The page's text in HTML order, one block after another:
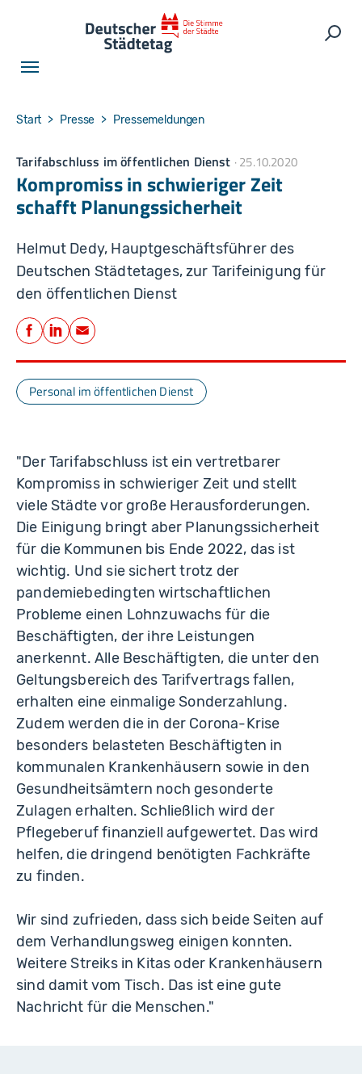
You are here:
Start Presse Pressemeldungen
Tarifabschluss im öffentlichen Dienst 25.10.2020
Kompromiss in schwieriger Zeit
schafft Planungssicherheit
Helmut Dedy, Hauptgeschäftsführer des
Deutschen Städtetages, zur Tarifeinigung für
den öffentlichen Dienst
Teilen
Facebook
LinkedIn
E-Mail
Personal im öffentlichen Dienst
"Der Tarifabschluss ist ein vertretbarer
Kompromiss in schwieriger Zeit und stellt
viele Städte vor große Herausforderungen.
Die Einigung bringt aber Planungssicherheit
für die Kommunen bis Ende 2022, das ist
wichtig. Und sie sichert trotz der
pandemiebedingten wirtschaftlichen
Probleme einen Lohnzuwachs für die
Beschäftigten, der ihre Leistungen
anerkennt. Alle Beschäftigten, die unter den
Geltungsbereich des Tarifvertrags fallen,
erhalten eine einmalige Sonderzahlung.
Zudem werden die in der Corona-Krise
besonders belasteten Beschäftigten in
kommunalen Krankenhäusern sowie in den
Gesundheitsämtern noch gesonderte
Zulagen erhalten. Schließlich wird der
Pflegeberuf finanziell aufgewertet. Das wird
helfen, die dringend benötigten Fachkräfte
zu finden.
Wir sind zufrieden, dass sich beide Seiten auf
dem Verhandlungsweg einigen konnten.
Weitere Streiks in Kitas oder Krankenhäusern
sind damit vom Tisch. Das ist eine gute
Nachricht für die Menschen."